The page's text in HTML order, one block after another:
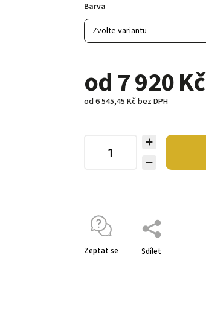
Barva
od 7 920 Kč
od6 545,45 Kčbez DPH
Zeptat se Sdílet